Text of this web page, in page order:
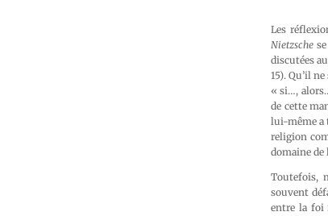
Les
Nietzsche
discutées
15). Qu’il
« si…,
de cette
lui-même a
religion
domaine de
Toutefois,
souvent
entre la foi